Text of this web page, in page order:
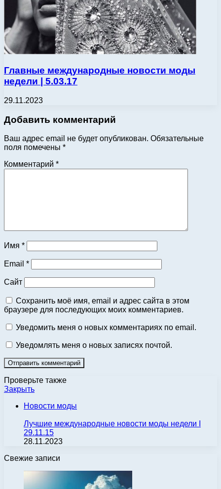
Главные международные новости моды
недели | 5.03.17
29.11.2023
Добавить комментарий
Ваш адрес email не будет опубликован. Обязательные
поля помечены *
Комментарий *
Имя *
Email *
Сайт
Сохранить моё имя, email и адрес сайта в этом
браузере для последующих моих комментариев.
Уведомить меня о новых комментариях по email.
Уведомлять меня о новых записях почтой.
Проверьте также
Закрыть
Новости моды
Лучшие международные новости моды недели І
29.11.15
28.11.2023
Свежие записи